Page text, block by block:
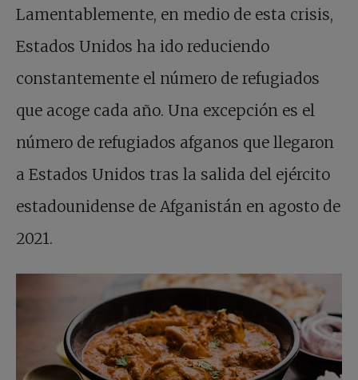
Lamentablemente, en medio de esta crisis,
Estados Unidos ha ido reduciendo
constantemente el número de refugiados
que acoge cada año. Una excepción es el
número de refugiados afganos que llegaron
a Estados Unidos tras la salida del ejército
estadounidense de Afganistán en agosto de
2021.